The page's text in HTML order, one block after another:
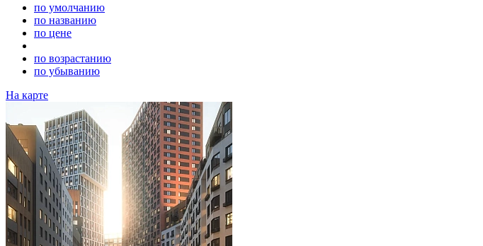
по умолчанию
по названию
по цене
по возрастанию
по убыванию
На карте